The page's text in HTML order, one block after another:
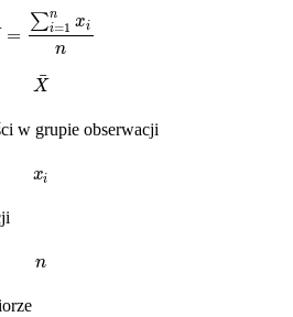
=
∑n
i=1 xi
n
¯= ∑i=1nxin
X
¯
X¯
w grupie obserwacji
xi
xi
n
n